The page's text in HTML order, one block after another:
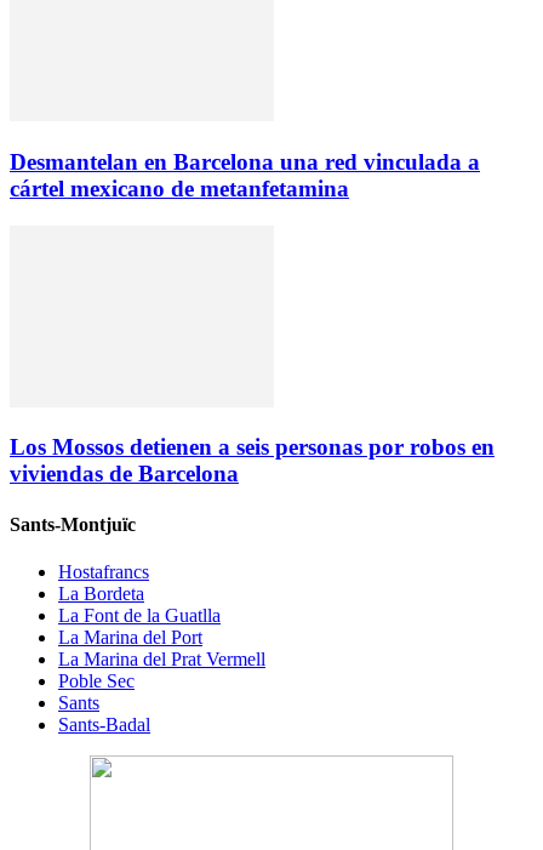
Desmantelan en Barcelona una red vinculada a
cártel mexicano de metanfetamina
Los Mossos detienen a seis personas por robos en
viviendas de Barcelona
Sants-Montjuïc
Hostafrancs
La Bordeta
La Font de la Guatlla
La Marina del Port
La Marina del Prat Vermell
Poble Sec
Sants
Sants-Badal